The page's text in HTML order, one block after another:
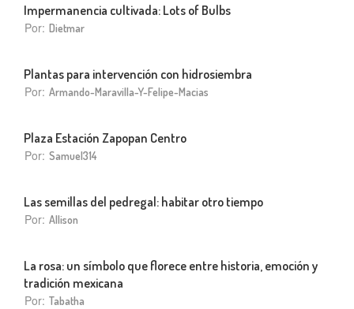
Impermanencia cultivada: Lots of Bulbs
Por: Dietmar
Plantas para intervención con hidrosiembra
Por: Armando-Maravilla-Y-Felipe-Macias
Plaza Estación Zapopan Centro
Por: Samuel314
Las semillas del pedregal: habitar otro tiempo
Por: Allison
La rosa: un símbolo que florece entre historia, emoción y
tradición mexicana
Por: Tabatha